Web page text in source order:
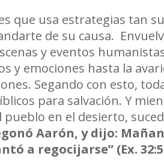
que usa estrategias tan
de su causa.
y eventos
y emociones hasta la
Segando con esto,
para salvación. Y
en el desierto,
ó Aarón, y dijo: Mañ
ó a regocijarse”(Ex.